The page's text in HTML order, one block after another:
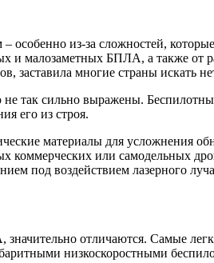
особенно из-за сложностей,
и малозаметных БПЛА, а также от
заставила многие страны искать
так сильно выражены.
его из строя.
материалы для усложнения
коммерческих или самодельных
под воздействием лазерного
отличаются. Самые
низкоскоростными